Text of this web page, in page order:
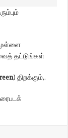
தட்டுங்கள்
) திறக்கும்,.